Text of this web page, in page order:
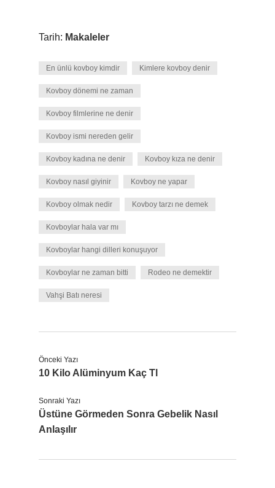
Tarih: Makaleler
En ünlü kovboy kimdir Kimlere kovboy denir
Kovboy dönemi ne zaman
Kovboy filmlerine ne denir
Kovboy ismi nereden gelir
Kovboy kadına ne denir Kovboy kıza ne denir
Kovboy nasıl giyinir Kovboy ne yapar
Kovboy olmak nedir Kovboy tarzı ne demek
Kovboylar hala var mı
Kovboylar hangi dilleri konuşuyor
Kovboylar ne zaman bitti Rodeo ne demektir
Vahşi Batı neresi
Önceki Yazı
10 Kilo Alüminyum Kaç Tl
Sonraki Yazı
Üstüne Görmeden Sonra Gebelik Nasıl
Anlaşılır